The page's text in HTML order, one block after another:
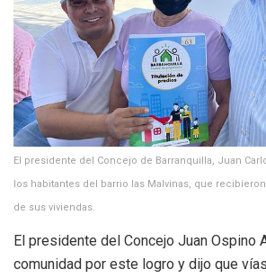
El presidente del Concejo de Barranquilla, Juan
los habitantes del barrio las Malvinas, que
de sus viviendas.
El presidente del Concejo Juan Ospino
comunidad por este logro y dijo que